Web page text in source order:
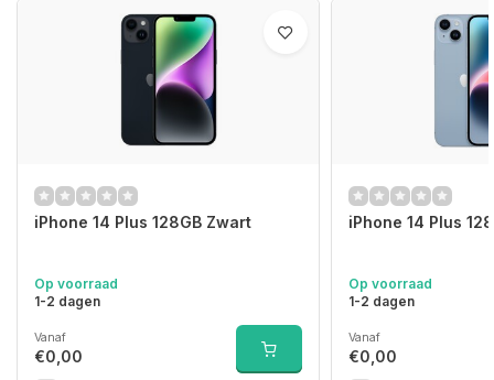
iPhone 14 Plus 128GB Zwart
Op voorraad
1-2 dagen
Vanaf
€0,00
iPhone 14 Plus
Op voorraad
1-2 dagen
Vanaf
€0,00